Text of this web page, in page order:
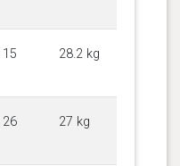
28.2 kg
26
27 kg